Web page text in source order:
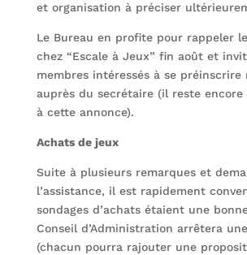
et organisation à préciser
Le Bureau en profite pour rappeler
chez “Escale à Jeux” fin août et
membres intéressés à se préinscrire
auprès du secrétaire (il reste encore
à cette annonce).
Achats de jeux
Suite à plusieurs remarques et
l’assistance, il est rapidement
sondages d’achats étaient une
Conseil d’Administration arrêtera
(chacun pourra rajouter une